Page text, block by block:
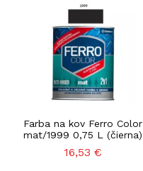
Farba na kov Ferro Color
mat/1999 0,75 L (čierna)
16,53 €